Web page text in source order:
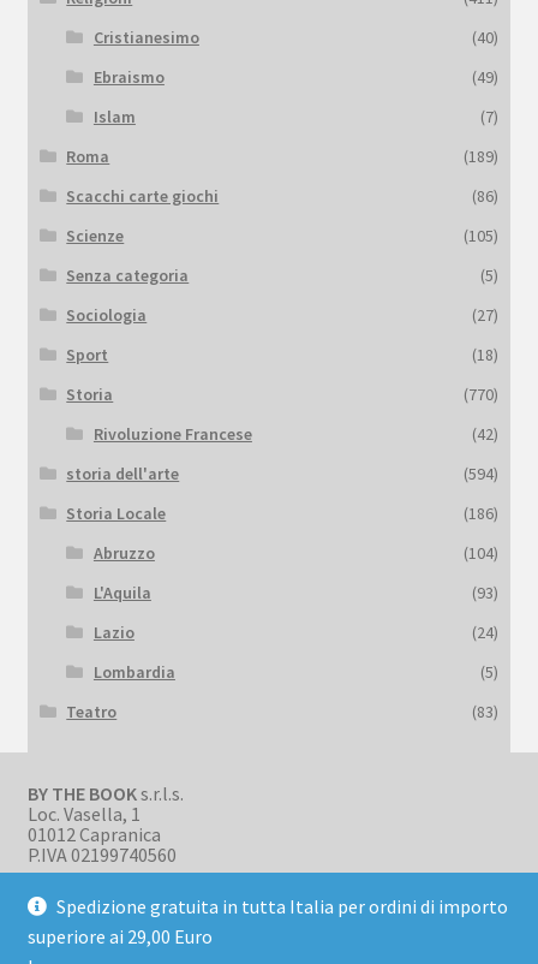
Spedizione gratuita in tutta Italia per ordini di importo
superiore ai 29,00 Euro
Cristianesimo
(40)
Ebraismo
(49)
Islam
(7)
Roma
(189)
Scacchi carte giochi
(86)
Scienze
(105)
Senza categoria
(5)
Sociologia
(27)
Sport
(18)
Storia
(770)
Rivoluzione Francese
(42)
storia dell'arte
(594)
Storia Locale
(186)
Abruzzo
(104)
L'Aquila
(93)
Lazio
(24)
Lombardia
(5)
Teatro
(83)
BY THE BOOKs.r.l.s.
Loc. Vasella, 1
01012 Capranica
P.IVA 02199740560